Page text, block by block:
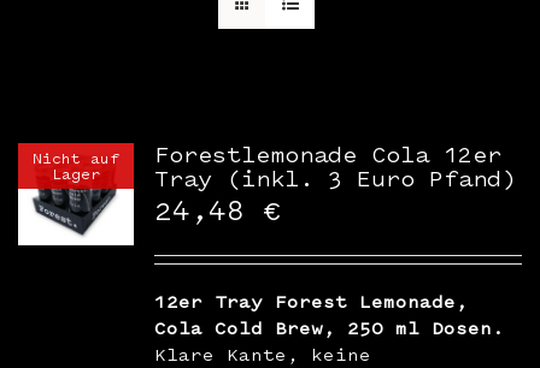
Presse
WooCommerce Warenkorb
Nicht auf
Lager
Forestlemonade Cola 12er
Tray (inkl. 3 Euro Pfand)
24,48 €
12er Tray Forest Lemonade,
Cola Cold Brew, 250 ml Dosen.
Klare Kante, keine